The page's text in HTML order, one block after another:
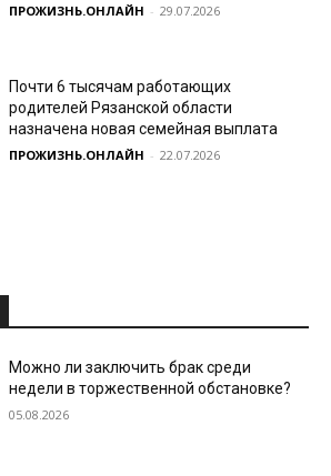
ПРОЖИЗНЬ.ОНЛАЙН - 29.07.2026
Почти 6 тысячам работающих
родителей Рязанской области
назначена новая семейная выплата
ПРОЖИЗНЬ.ОНЛАЙН - 22.07.2026
Можно ли заключить брак среди
недели в торжественной обстановке?
05.08.2026